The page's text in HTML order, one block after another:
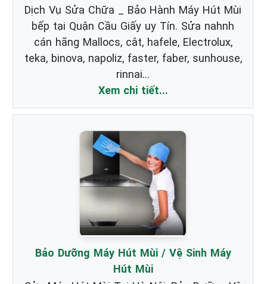
Dịch Vụ Sửa Chữa _ Bảo Hành Máy Hút Mùi
bếp tại Quận Cầu Giấy uy Tín. Sửa nahnh
cán hãng Mallocs, cât, hafele, Electrolux,
teka, binova, napoliz, faster, faber, sunhouse,
rinnai...
Xem chi tiết...
Bảo Dưỡng Máy Hút Mùi / Vệ Sinh Máy
Hút Mùi